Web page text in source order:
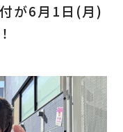
が6月1日(月)